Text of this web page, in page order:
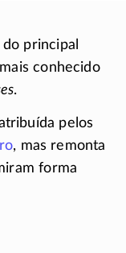
principal
conhecido
.
pelos
, mas remonta
forma